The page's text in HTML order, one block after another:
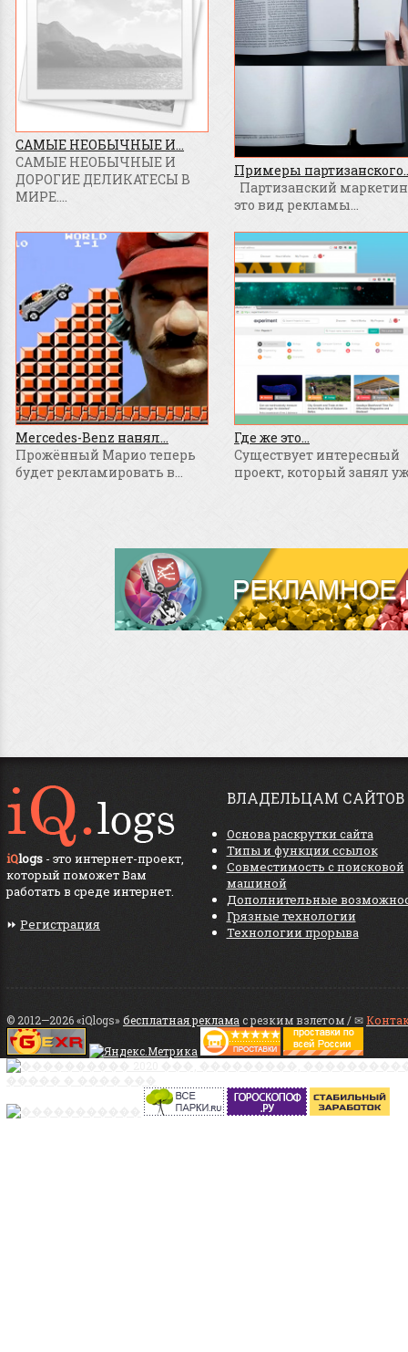
САМЫЕ НЕОБЫЧНЫЕ И...
САМЫЕ НЕОБЫЧНЫЕ И
ДОРОГИЕ ДЕЛИКАТЕСЫ В
МИРЕ....
Примеры
Партизанский
это вид рекламы...
Mercedes-Benz нанял...
Прожённый Марио теперь
будет рекламировать в...
Где же это...
Существует интересный
проект, который занял
iQlogs - это интернет-проект,
который поможет Вам
работать в среде интернет.
⏩ Регистрация
ВЛАДЕЛЬЦАМ САЙТОВ
Основа раскрутки сайта
Типы и функции ссылок
Совместимость с поисковой
машиной
Дополнительные
Грязные технологии
Технологии прорыва
© 2012—2026 «iQlogs» бесплатная реклама с резким взлетом / ✉